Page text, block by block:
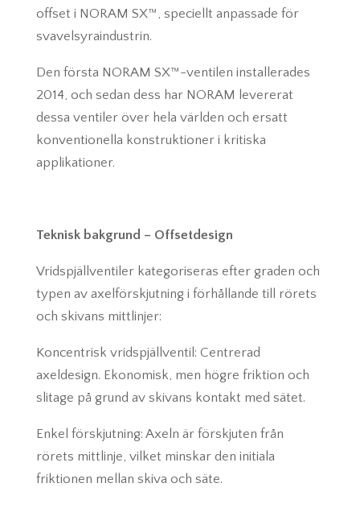
offset i NORAM SX™, speciellt anpassade för
svavelsyraindustrin.
Den första NORAM SX™-ventilen installerades
2014, och sedan dess har NORAM levererat
dessa ventiler över hela världen och ersatt
konventionella konstruktioner i kritiska
applikationer.
Teknisk bakgrund – Offsetdesign
Vridspjällventiler kategoriseras efter graden och
typen av axelförskjutning i förhållande till rörets
och skivans mittlinjer:
Koncentrisk vridspjällventil: Centrerad
axeldesign. Ekonomisk, men högre friktion och
slitage på grund av skivans kontakt med sätet.
Enkel förskjutning: Axeln är förskjuten från
rörets mittlinje, vilket minskar den initiala
friktionen mellan skiva och säte.